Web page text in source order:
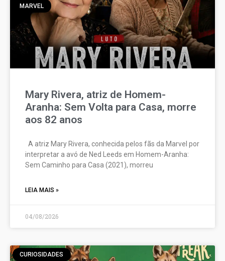
MARVEL
Mary Rivera, atriz de Homem-
Aranha: Sem Volta para Casa, morre
aos 82 anos
A atriz Mary Rivera, conhecida pelos fãs da Marvel por
interpretar a avó de Ned Leeds em Homem-Aranha:
Sem Caminho para Casa (2021), morreu
LEIA MAIS »
04/08/2026
CURIOSIDADES